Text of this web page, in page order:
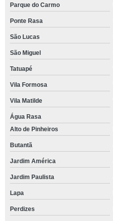
Parque do Carmo
Ponte Rasa
São Lucas
São Miguel
Tatuapé
Vila Formosa
Vila Matilde
Água Rasa
Alto de Pinheiros
Butantã
Jardim América
Jardim Paulista
Lapa
Perdizes